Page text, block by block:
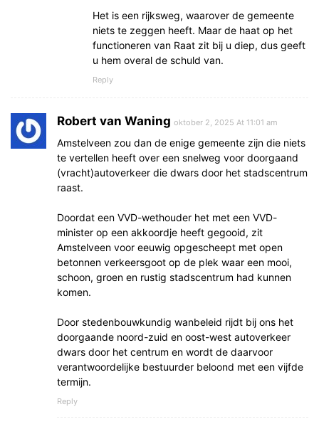
Het is een rijksweg, waarover de gemeente
niets te zeggen heeft. Maar de haat op het
functioneren van Raat zit bij u diep, dus geeft
u hem overal de schuld van.
Reply
Robert van Waning oktober 2, 2025 At 11:01 am
Amstelveen zou dan de enige gemeente zijn die niets
te vertellen heeft over een snelweg voor doorgaand
(vracht)autoverkeer die dwars door het stadscentrum
raast.
Doordat een VVD-wethouder het met een VVD-
minister op een akkoordje heeft gegooid, zit
Amstelveen voor eeuwig opgescheept met open
betonnen verkeersgoot op de plek waar een mooi,
schoon, groen en rustig stadscentrum had kunnen
komen.
Door stedenbouwkundig wanbeleid rijdt bij ons het
doorgaande noord-zuid en oost-west autoverkeer
dwars door het centrum en wordt de daarvoor
verantwoordelijke bestuurder beloond met een vijfde
termijn.
Reply